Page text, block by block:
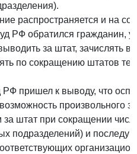
распространяется и на
РФ обратился гражданин,
за штат, зачислять
по сокращению штатов тех
РФ пришел к выводу, что
произвольного
штат при сокращении
подразделений) и